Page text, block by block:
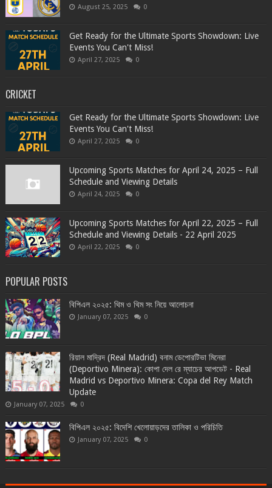
August 25, 2025 0
Get Ready for the Ultimate Sports Showdown: Live
Events You Can't Miss!
April 27, 2025 0
CRICKET
Get Ready for the Ultimate Sports Showdown: Live
Events You Can't Miss!
April 27, 2025 0
Upcoming Sports Matches for April 24, 2025 – Full
Schedule and Viewing Details
April 24, 2025 0
Upcoming Sports Matches for April 22, 2025 – Full
Schedule and Viewing Details - 22 April 2025
April 22, 2025 0
POPULAR POSTS
বিপিএল ২০২৫: থিম ও থিম সং নিয়ে আলোচনা
January 07, 2025 0
রিয়াল মাদ্রিদ (Real Madrid) বনাম ডেপোরটিভা মিনেরা
(Deportivo Minera): কোপা দেল রে ম্যাচের আপডেট - Real
Madrid vs Deportivo Minera: Copa del Rey Match
Update
January 07, 2025 0
বিপিএল ২০২৫: বিদেশি খেলোয়াড়দের তালিকা ও পরিচিতি
January 07, 2025 0